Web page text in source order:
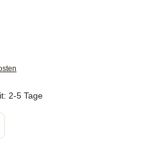
2-5 Tage
Wert ein oder benutze die